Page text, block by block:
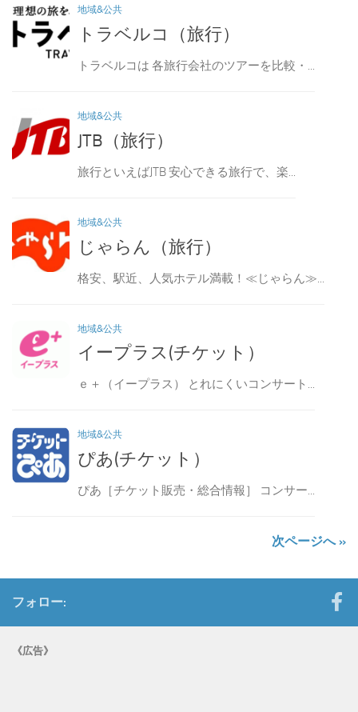
地域&公共
トラベルコ（旅行）
トラベルコは 各旅行会社のツアーを比較・...
地域&公共
JTB（旅行）
旅行といえばJTB 安心できる旅行で、楽...
地域&公共
じゃらん（旅行）
格安、駅近、人気ホテル満載！≪じゃらん≫...
地域&公共
イープラス(チケット）
ｅ＋（イープラス） とれにくいコンサート...
地域&公共
ぴあ(チケット）
ぴあ［チケット販売・総合情報］ コンサー...
次ページへ »
フォロー:
《広告》